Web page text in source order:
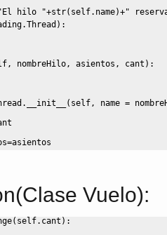
reserva
asientos, cant):
name =
Vuelo):